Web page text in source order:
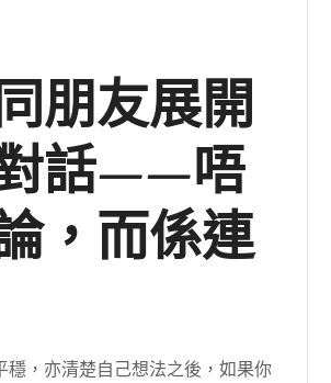
朋友展開
話——唔
，而係連
穩，亦清楚自己想法之後，如果你